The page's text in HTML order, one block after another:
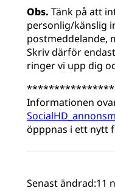
Obs. Tänk på att
personlig/känslig
postmeddelande,
Skriv därför
ringer vi upp dig
Informationen
öpppnas i ett nytt
Senast ändrad:11